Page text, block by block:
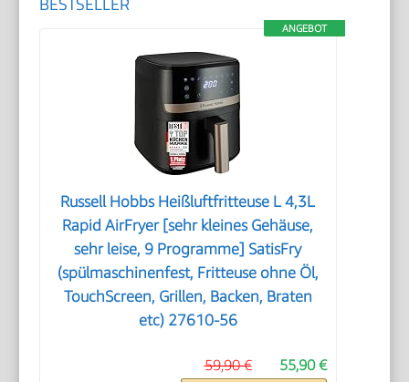
ANGEBOT
Russell Hobbs Heißluftfritteuse L 4,3L
Rapid AirFryer [sehr kleines Gehäuse,
sehr leise, 9 Programme] SatisFry
(spülmaschinenfest, Fritteuse ohne Öl,
TouchScreen, Grillen, Backen, Braten
etc) 27610-56
55,90 €
59,90 €